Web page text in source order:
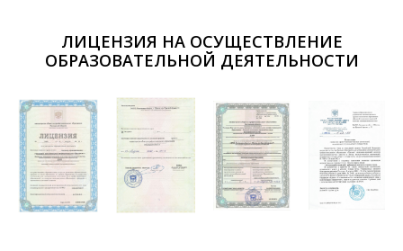
ЛИЦЕНЗИЯ НА ОСУЩЕСТВЛЕНИЕ
ОБРАЗОВАТЕЛЬНОЙ ДЕЯТЕЛЬНОСТИ